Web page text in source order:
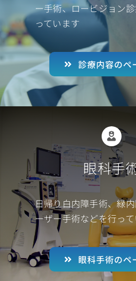
ー手術、ロービジョン
っています
診療内容のペ
眼科手
日帰り白内障手術、緑
ーザー手術などを行っ
眼科手術のペ